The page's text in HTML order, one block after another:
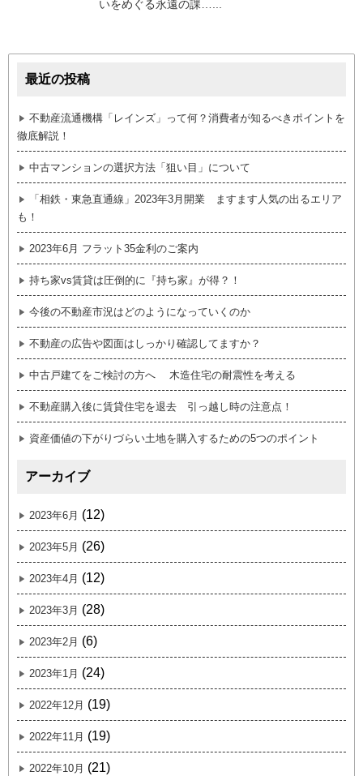
いをめぐる永遠の課…...
最近の投稿
不動産流通機構「レインズ」って何？消費者が知るべきポイントを
徹底解説！
中古マンションの選択方法「狙い目」について
「相鉄・東急直通線」2023年3月開業 ますます人気の出るエリア
も！
2023年6月 フラット35金利のご案内
持ち家vs賃貸は圧倒的に『持ち家』が得？！
今後の不動産市況はどのようになっていくのか
不動産の広告や図面はしっかり確認してますか？
中古戸建てをご検討の方へ 木造住宅の耐震性を考える
不動産購入後に賃貸住宅を退去 引っ越し時の注意点！
資産価値の下がりづらい土地を購入するための5つのポイント
アーカイブ
2023年6月 (12)
2023年5月 (26)
2023年4月 (12)
2023年3月 (28)
2023年2月 (6)
2023年1月 (24)
2022年12月 (19)
2022年11月 (19)
2022年10月 (21)